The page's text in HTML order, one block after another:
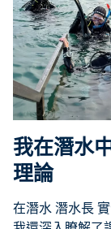
我在潛水
理論
在潛水 潛水長